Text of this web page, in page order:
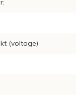
(voltage)